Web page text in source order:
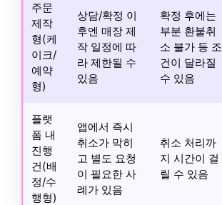
주문
제작
형(케
이크/
예약
형)
상담/확정 이
후엔 매장 제
작 일정에 따
라 제한될 수
있음
확정 후에는
부분 환불취
소 불가 등 조
건이 달라질
수 있음
플랫
폼 내
진행
건(배
정/수
행형)
앱에서 즉시
취소가 막히
고 별도 요청
이 필요한 사
례가 있음
취소 처리까
지 시간이 걸
릴 수 있음